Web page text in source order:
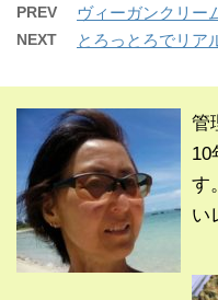
PREV ヴィーガンクリー
NEXT とろっとろでリア
管
10
す
い